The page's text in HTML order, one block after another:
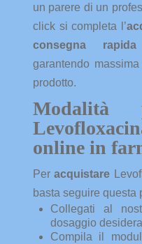
un parere di un
click si completa l’
consegna rapida
garantendo
prodotto.
Modalità
online in
Peracquistare
basta seguire questa
Collegati al
dosaggio
Compila il